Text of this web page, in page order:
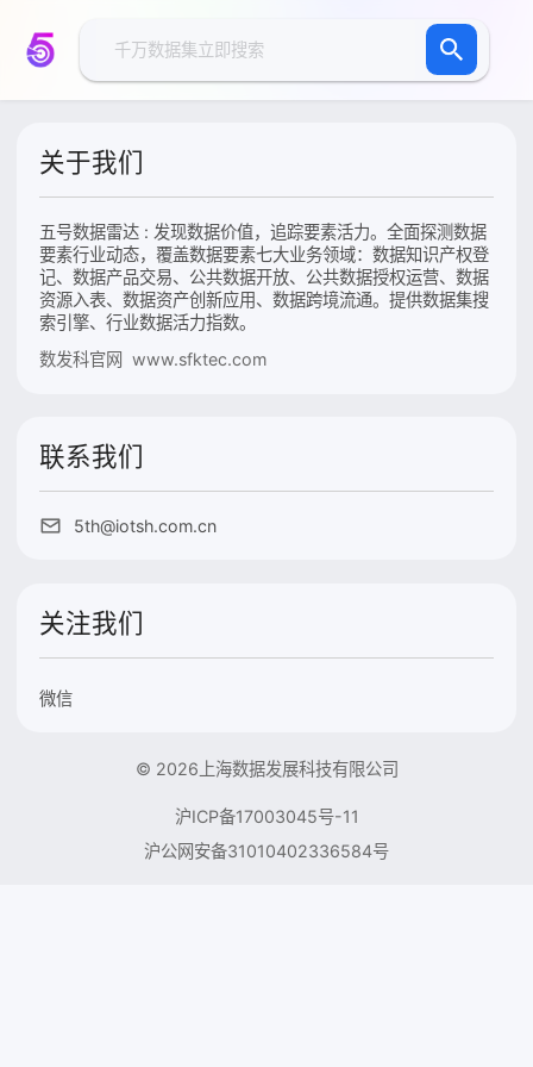
关于我们
五号数据雷达 : 发现数据价值，追踪要素活力。全面探测数据
要素行业动态，覆盖数据要素七大业务领域：数据知识产权登
记、数据产品交易、公共数据开放、公共数据授权运营、数据
资源入表、数据资产创新应用、数据跨境流通。提供数据集搜
索引擎、行业数据活力指数。
数发科官网 www.sfktec.com
联系我们
5th@iotsh.com.cn
关注我们
微信
© 2026上海数据发展科技有限公司
沪ICP备17003045号-11
沪公网安备31010402336584号